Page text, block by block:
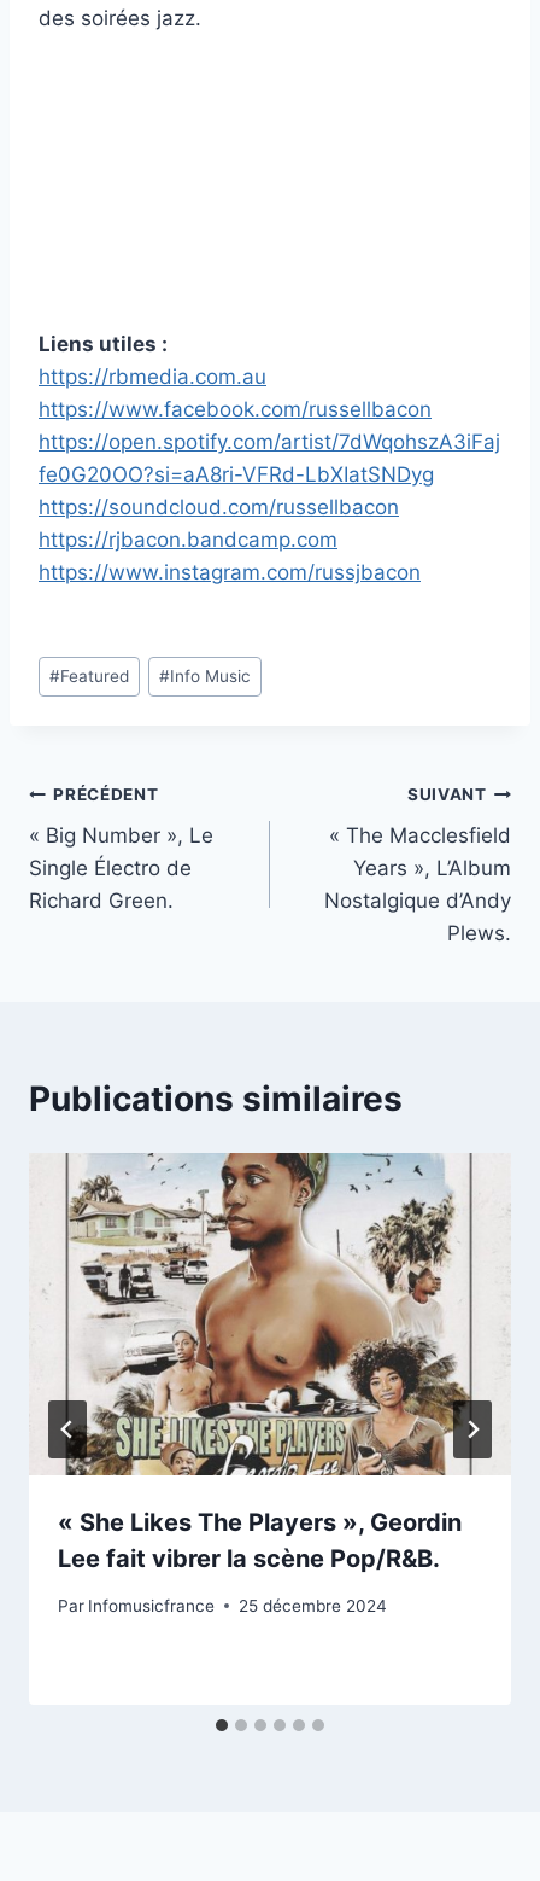
des soirées jazz.
Liens utiles :
https://rbmedia.com.au
https://www.facebook.com/russellbacon
https://open.spotify.com/artist/7dWqohszA3iFaj
fe0G20OO?si=aA8ri-VFRd-LbXIatSNDyg
https://soundcloud.com/russellbacon
https://rjbacon.bandcamp.com
https://www.instagram.com/russjbacon
Étiquettes
de
#Featured #Info Music
Navigation
de
l’article
PRÉCÉDENT
« Big Number », Le
Single Électro de
Richard Green.
SUIVANT
« The Macclesfield
Years », L’Album
Nostalgique d’Andy
Plews.
Publications similaires
« She Likes The Players », Geordin
Lee fait vibrer la scène Pop/R&B.
Par Infomusicfrance 25 décembre 2024